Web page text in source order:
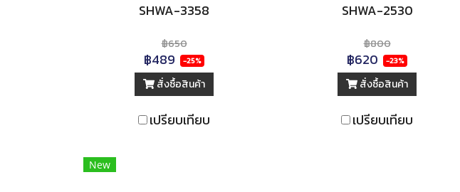
SHWA-3358
฿650
฿489 -25%
สั่งซื้อสินค้า
เปรียบเทียบ
SHWA-2530
฿800
฿620 -23%
สั่งซื้อสินค้า
เปรียบเทียบ
New